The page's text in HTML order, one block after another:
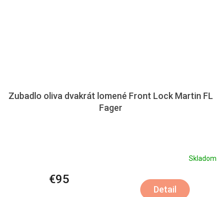
Zubadlo oliva dvakrát lomené Front Lock Martin FL
Fager
Skladom
€95
Detail